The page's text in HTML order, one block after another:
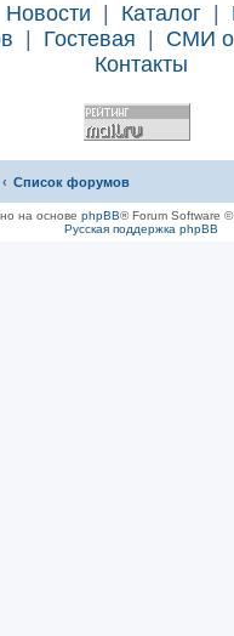
Новости Каталог
Гостевая СМИ о
Контакты
Список форумов
на основе phpBB® Forum Software
Русская поддержка phpBB